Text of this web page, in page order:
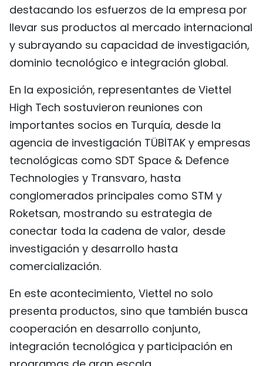
destacando los esfuerzos de la empresa por
llevar sus productos al mercado internacional
y subrayando su capacidad de investigación,
dominio tecnológico e integración global.
En la exposición, representantes de Viettel
High Tech sostuvieron reuniones con
importantes socios en Turquía, desde la
agencia de investigación TÜBİTAK y empresas
tecnológicas como SDT Space & Defence
Technologies y Transvaro, hasta
conglomerados principales como STM y
Roketsan, mostrando su estrategia de
conectar toda la cadena de valor, desde
investigación y desarrollo hasta
comercialización.
En este acontecimiento, Viettel no solo
presenta productos, sino que también busca
cooperación en desarrollo conjunto,
integración tecnológica y participación en